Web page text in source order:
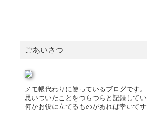
索:
ごあいさつ
メモ帳代わりに使っているブログです。
思いついたことをつらつらと記録してい
何かお役に立てるものがあれば幸いです